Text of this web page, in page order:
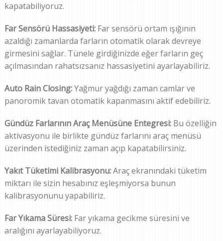
kapatabiliyoruz.
Far Sensörü Hassasiyeti: Far sensörü ortam ışığının
azaldığı zamanlarda farların otomatik olarak devreye
girmesini sağlar. Tünele girdiğinizde eğer farların geç
açılmasından rahatsızsanız hassasiyetini ayarlayabiliriz.
Auto Rain Closing:Yağmur yağdığı zaman camlar ve
panoromik tavan otomatik kapanmasını aktif edebiliriz.
Gündüz Farlarının Araç Menüsüne Entegresi: Bu özelliğin
aktivasyonu ile birlikte gündüz farlarını araç menüsü
üzerinden istediğiniz zaman açıp kapatabilirsiniz.
Yakıt Tüketimi Kalibrasyonu:Araç ekranındaki tüketim
miktarı ile sizin hesabınız eşleşmiyorsa bunun
kalibrasyonunu yapabiliriz.
Far Yıkama Süresi: Far yıkama gecikme süresini ve
aralığını ayarlayabiliyoruz.